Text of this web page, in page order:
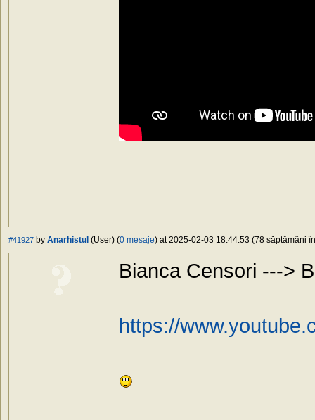
#41927 by Anarhistul (User) (0 mesaje) at 2025-02-03 18:44:53 (78 săptămâni
Bianca Censori --->
https://